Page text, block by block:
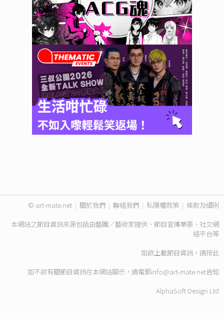
© art-mate.net | 關於我們 | 聯絡我們 | 私隱權政策 | 條款及細則
本網站之節目資訊來源包括由藝團／藝術家提供、節目宣傳單張、社交網
絡平台等
如欲上載節目資訊，請按此
如不欲有關節目資訊在本網站顯示，請電郵info@art-mate.net告知
AlphaSoft Design Ltd